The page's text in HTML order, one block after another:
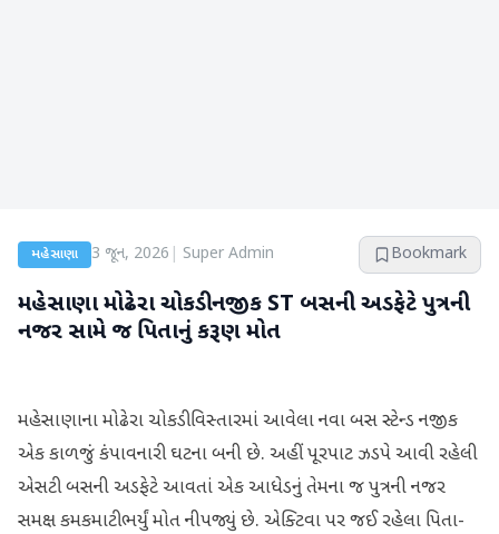
મહેસાણા 3 જૂન, 2026 Super Admin Bookmark
મહેસાણા મોઢેરા ચોકડી નજીક ST બસની અડફેટે પુત્રની
નજર સામે જ પિતાનું કરૂણ મોત
મહેસાણાના મોઢેરા ચોકડી વિસ્તારમાં આવેલા નવા બસ સ્ટેન્ડ નજીક
એક કાળજું કંપાવનારી ઘટના બની છે. અહીં પૂરપાટ ઝડપે આવી રહેલી
એસટી બસની અડફેટે આવતાં એક આધેડનું તેમના જ પુત્રની નજર
સમક્ષ કમકમાટીભર્યું મોત નીપજ્યું છે. એક્ટિવા પર જઈ રહેલા પિતા-